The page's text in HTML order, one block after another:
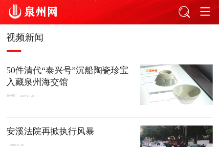
视频新闻
50件清代“泰兴号”沉船陶瓷珍宝
入藏泉州海交馆
泉州网 2019-11-28
安溪法院再掀执行风暴
2019-11-28